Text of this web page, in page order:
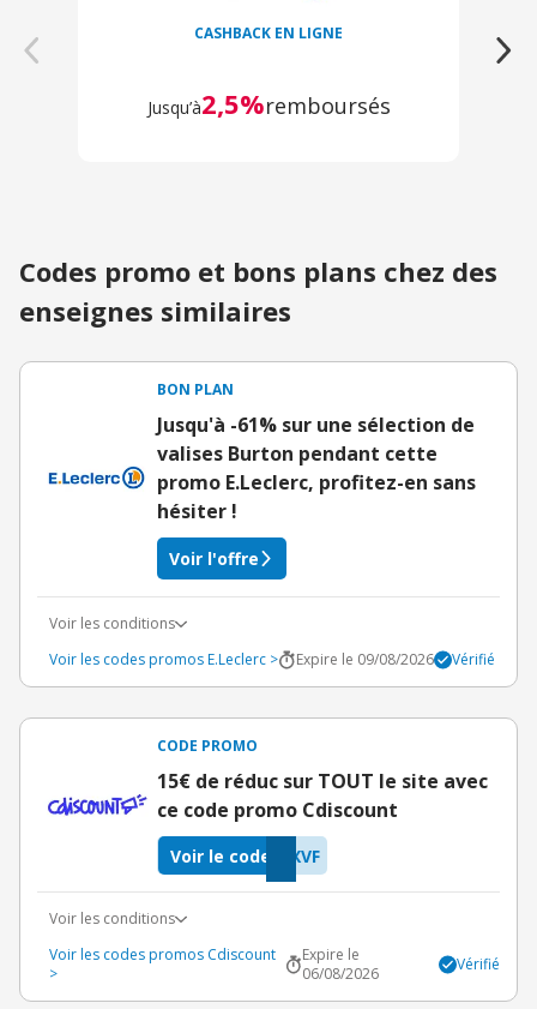
CASHBACK EN LIGNE
Jusqu’à2,5%remboursés
Codes promo et bons plans chez des
enseignes similaires
BON PLAN
Jusqu'à -61% sur une sélection de
valises Burton pendant cette
promo E.Leclerc, profitez-en sans
hésiter !
Voir l'offre
Voir les conditions
Voir les codes promos E.Leclerc >
Expire le 09/08/2026 Vérifié
CODE PROMO
15€ de réduc sur TOUT le site avec
ce code promo Cdiscount
XVF
Voir le code
Voir les conditions
Voir les codes promos Cdiscount
>
Expire le
06/08/2026
Vérifié